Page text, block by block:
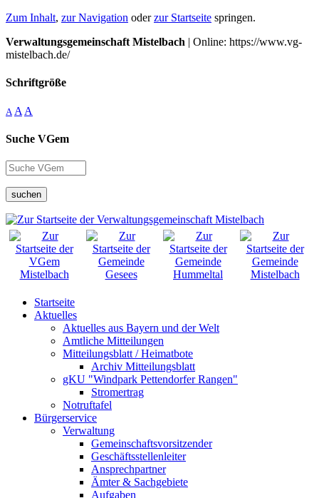
Zum Inhalt, zur Navigation oderzur Startseite springen.
Verwaltungsgemeinschaft Mistelbach | Online: https://www.vg-
mistelbach.de/
Schriftgröße
A A A
Suche VGem
suchen
Startseite
Aktuelles
Aktuelles aus Bayern und der Welt
Amtliche Mitteilungen
Mitteilungsblatt / Heimatbote
Archiv Mitteilungsblatt
gKU "Windpark Pettendorfer Rangen"
Stromertrag
Notruftafel
Bürgerservice
Verwaltung
Gemeinschaftsvorsitzender
Geschäftsstellenleiter
Ansprechpartner
Ämter & Sachgebiete
Aufgaben